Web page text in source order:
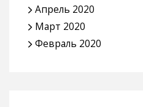
Апрель 2020
Март 2020
Февраль 2020